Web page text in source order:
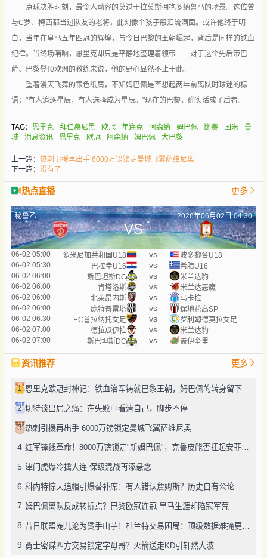
点球决胜时刻，最令人动容的莫过于拉莫斯拥抱多纳鲁马的场景。这位曾
与C罗、梅西都当过队友的老将，此刻像个孩子般泪流满面。或许他终于明
白，当年在皇马五年四冠的辉煌，与今日巴黎的王朝崛起，背后是同样的铁血
纪律。当终场哨响，恩里克却只是平静地整理着领带——对于这个先后带巴
萨、巴黎登顶欧洲的教练来说，他的野心显然不止于此。
望着漫天飞舞的银色纸屑，不知姆巴佩是否想起两年前离队时球迷的标
语："有人追逐星辰，有人选择成为星辰。"现在的巴黎，确实活成了后者。
TAG： 恩里克 拜仁慕尼黑 欧冠 年连克 阿森纳 姆巴佩 比赛 国米
曼
城
消息资讯 恩里克 欧冠 阿森纳 姆巴佩 大巴黎
上一篇： 热刺引援再出手 6000万镑锁定曼城飞翼萨维尼奥
下一篇： 没有了
热点直播 更多
秘鲁乙 2026年06月02日 04:30
VS
06-02 05:00 多米尼加共和国U18 vs
波多黎各U18
06-02 05:30
巴拉圭U16 vs
希腊U16
06-02 06:00
斯巴坦斯DC vs
米兰达豹
06-02 06:00
肯塔洛斯 vs
米兰达恶魔
06-02 06:00
北莱昂内斯 vs
马卡拉
06-02 06:00
庞特普雷塔 vs
保地花高SP
06-02 06:30
EC普拉纳托女足 vs
罗利姆德莫拉女足
06-02 07:00
德拉瓜伊拉 vs
米兰达豹
06-02 07:00
斯巴坦斯DC vs 盖伊奎里
资讯推荐 更多
1
2 切特谈出局之痛：在失败中看清自己，脚步不停
3 热刺引援再出手 6000万镑锁定曼城飞翼萨维尼奥
4 红军锋线革命！8000万镑锁定"新姆巴佩"，克鲁皮能否扛起安菲尔德大旗？
5 津门虎爆冷擒大连 保级混战再添悬念
6 科内特惊天追帽引爆替补席：有人错认詹姆斯？历史自有公论
7 姆巴佩离队反成转折点？巴黎欧冠连冠 皇马生涯却陷冠军荒
8
9 勇士密谋四方交易锁定字母哥？火箭送走KD引轩然大波